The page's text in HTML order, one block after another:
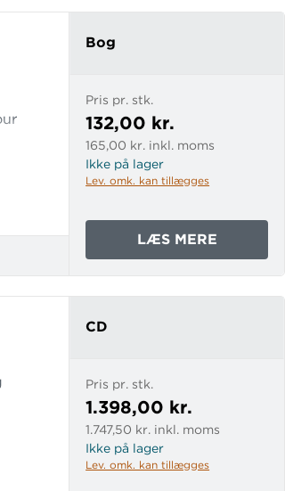
Bog
Pris pr. stk.
132,00 kr.
165,00 kr. inkl. moms
Ikke på lager
Lev. omk. kan tillægges
LÆS MEREOM
BLUE
CAT
CD
Pris pr. stk.
1.398,00 kr.
1.747,50 kr. inkl. moms
Ikke på lager
Lev. omk. kan tillægges